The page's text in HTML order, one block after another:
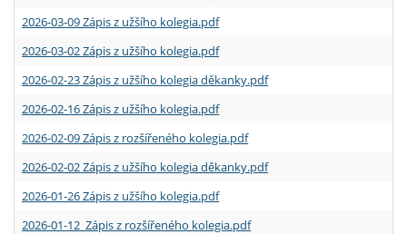
2026-03-09 Zápis z užšího kolegia.pdf
2026-03-02 Zápis z užšího kolegia.pdf
2026-02-23 Zápis z užšího kolegia děkanky.pdf
2026-02-16 Zápis z užšího kolegia.pdf
2026-02-09 Zápis z rozšířeného kolegia.pdf
2026-02-02 Zápis z užšího kolegia děkanky.pdf
2026-01-26 Zápis z užšího kolegia.pdf
2026-01-12 Zápis z rozšířeného kolegia.pdf